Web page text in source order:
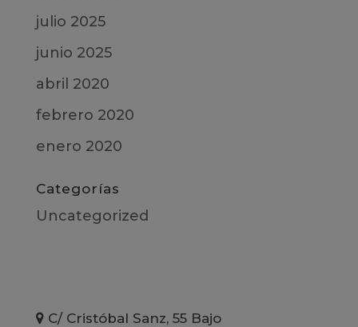
julio 2025
junio 2025
abril 2020
febrero 2020
enero 2020
Categorías
Uncategorized
C/ Cristóbal Sanz, 55 Bajo